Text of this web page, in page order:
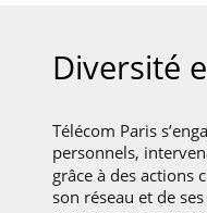
Diversité
Télécom Paris
personnels,
grâce à des actions
son réseau et de